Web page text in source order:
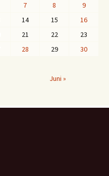
7 8
9
14 15
16
21 22
23
28 29
30
Juni »